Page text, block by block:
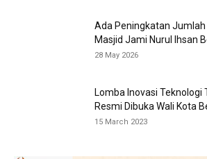
Ada Peningkatan Jumlah
Masjid Jami Nurul Ihsan
28 May 2026
Lomba Inovasi Teknologi
Resmi Dibuka Wali Kota
15 March 2023